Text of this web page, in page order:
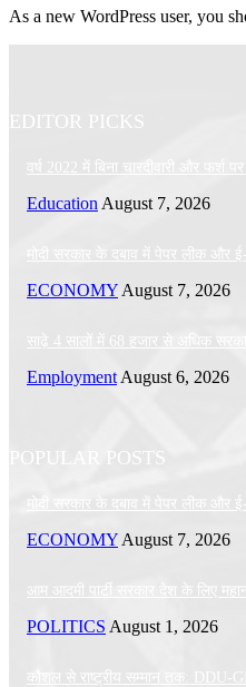
As a new WordPress user, you
EDITOR PICKS
वर्ष 2022 में बिना चारदीवारी और
Education August 7, 2026
मोदी सरकार के दबाव में पेपर लीक और
ECONOMY August 7, 2026
साढ़े 4 सालों में 68 हजार से अधिक
Employment August 6, 2026
POPULAR POSTS
मोदी सरकार के दबाव में पेपर लीक और
ECONOMY August 7, 2026
आम आदमी पार्टी सरकार देश के लिए
POLITICS August 1, 2026
कौशल से राष्ट्रीय सम्मान तक: DDU-